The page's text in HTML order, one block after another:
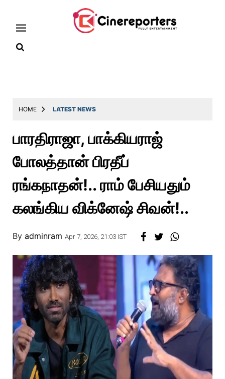
Latest
Throwback
Television
Reviews
Photos
Story
HOME LATEST NEWS
பாரதிராஜா, பாக்கியராஜ்
போலத்தான் பிரதீப்
ரங்கநாதன்!.. ராம் பேசியதும்
கலங்கிய விக்னேஷ் சிவன்!..
By adminram Apr 7, 2026, 21:03 IST